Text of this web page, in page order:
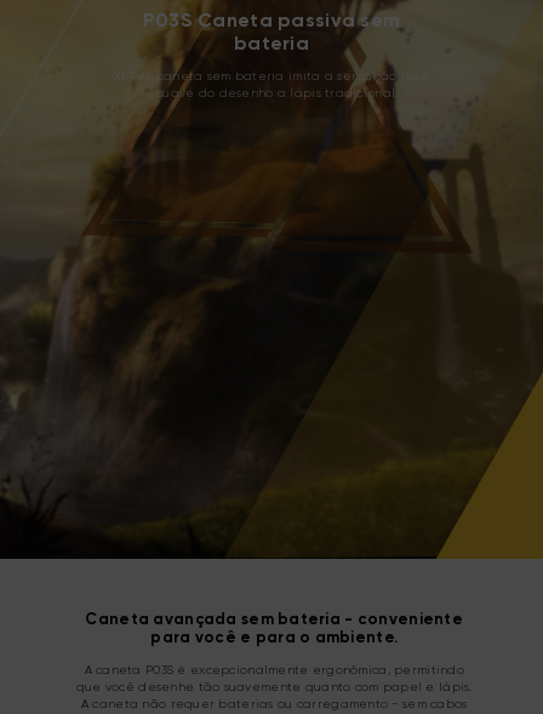
P03S Caneta passiva sem
bateria
XPPen caneta sem bateria imita a sensação leve
e suave do desenho a lápis tradicional.
Caneta avançada sem bateria - conveniente
para você e para o ambiente.
A caneta P03S é excepcionalmente ergonômica, permitindo
que você desenhe tão suavemente quanto com papel e lápis.
A caneta não requer baterias ou carregamento - sem cabos